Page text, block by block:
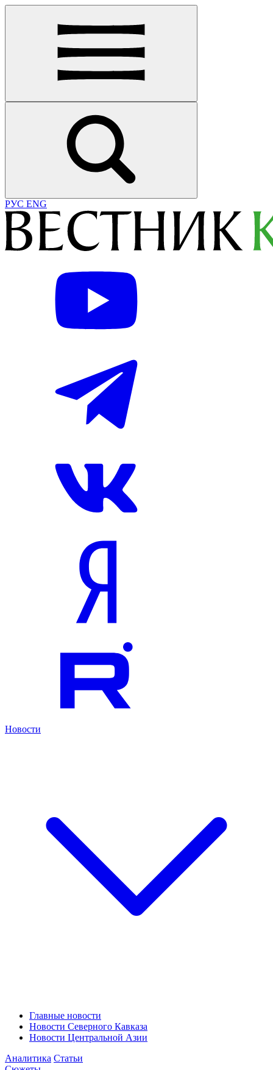
РУС ENG
Новости
Главные новости
Новости Северного Кавказа
Новости Центральной Азии
Аналитика Статьи